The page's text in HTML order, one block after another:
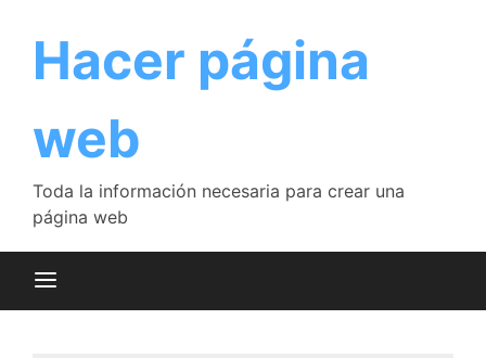
contenido
Hacer página
web
Toda la información necesaria para crear una
página web